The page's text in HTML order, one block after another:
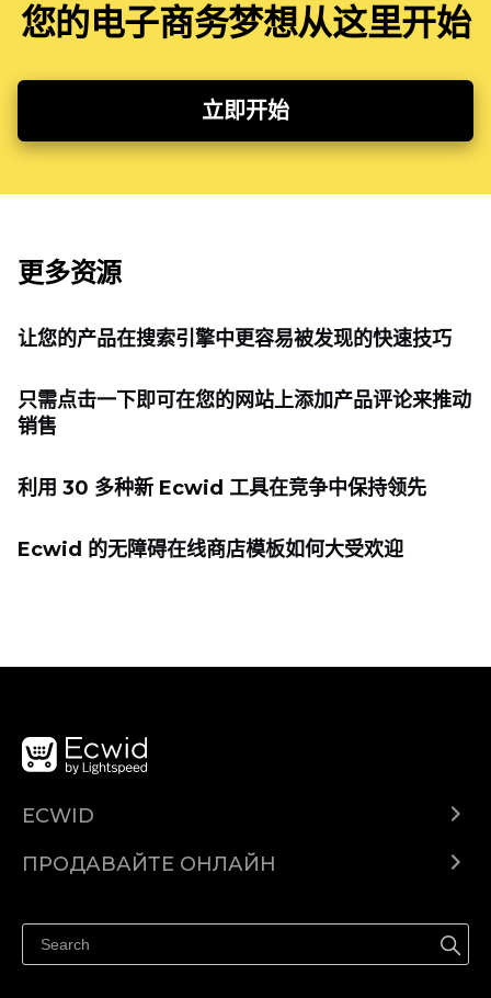
您的电子商务梦想从这里开始
立即开始
更多资源
让您的产品在搜索引擎中更容易被发现的快速技巧
只需点击一下即可在您的网站上添加产品评论来推动
销售
利用 30 多种新 Ecwid 工具在竞争中保持领先
Ecwid 的无障碍在线商店模板如何大受欢迎
ECWID
Помощен център
ПРОДАВАЙТЕ ОНЛАЙН
Продавайте във Facebook
Продавайте в Instagram